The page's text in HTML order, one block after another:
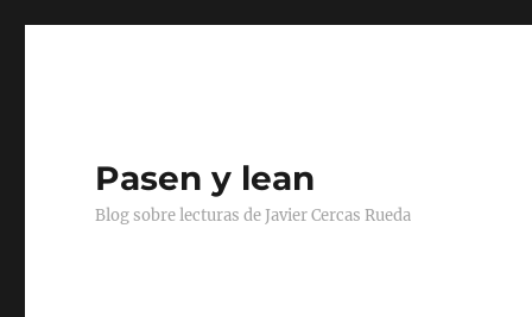
Pasen y lean
Blog sobre lecturas de Javier Cercas Rueda